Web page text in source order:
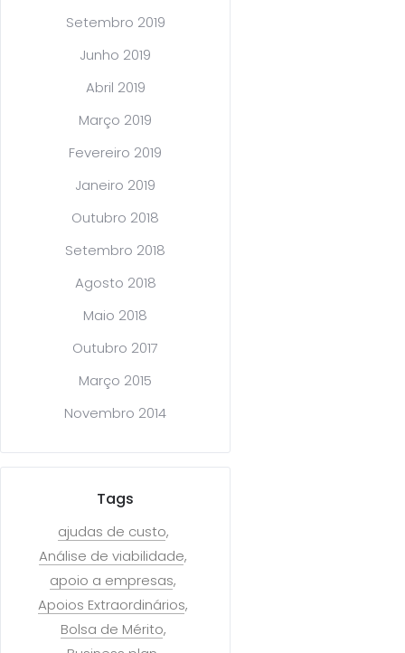
Setembro 2019
Junho 2019
Abril 2019
Março 2019
Fevereiro 2019
Janeiro 2019
Outubro 2018
Setembro 2018
Agosto 2018
Maio 2018
Outubro 2017
Março 2015
Novembro 2014
Tags
ajudas de custo
Análise de viabilidade
apoio a empresas
Apoios Extraordinários
Bolsa de Mérito